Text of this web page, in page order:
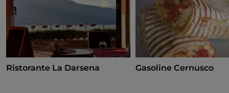
Ristorante La Darsena Gasoline Cernusco